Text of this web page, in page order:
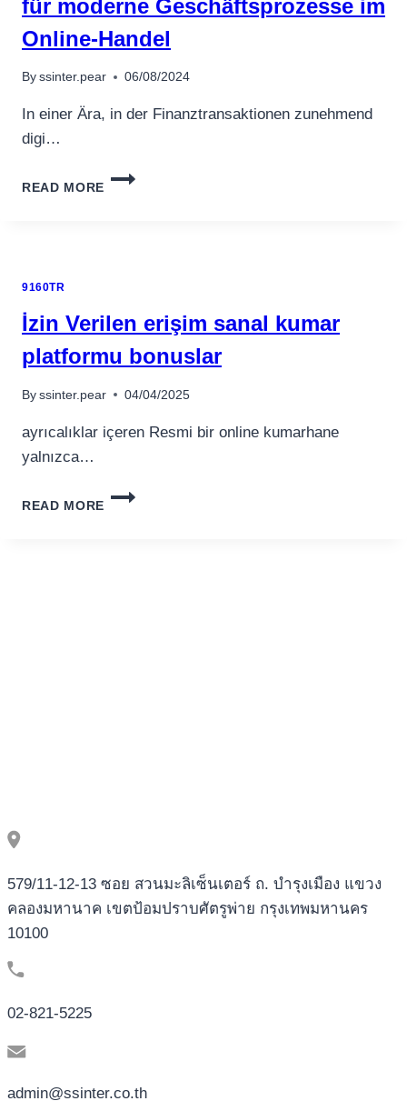
für moderne Geschäftsprozesse im
Online-Handel
By ssinter.pear 06/08/2024
In einer Ära, in der Finanztransaktionen zunehmend
digi…
READ MORE
ZUVERLÄSSIGE
9160TR
İzin Verilen erişim sanal kumar
platformu bonuslar
By ssinter.pear 04/04/2025
ayrıcalıklar içeren Resmi bir online kumarhane
yalnızca…
READ MORE
İZIN
579/11-12-13 ซอย สวนมะลิเซ็นเตอร์ ถ. บำรุงเมือง แขวง
คลองมหานาค เขตป้อมปราบศัตรูพ่าย กรุงเทพมหานคร
10100
02-821-5225
admin@ssinter.co.th